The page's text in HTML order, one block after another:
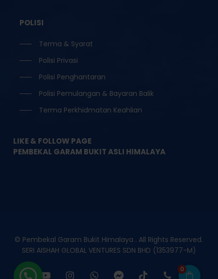
POLISI
Terma & Syarat
Polisi Privasi
Polisi Penghantaran
Polisi Pemulangan & Bayaran Balik
Terma Perkhidmatan Keahlian
LIKE & FOLLOW PAGE
PEMBEKAL GARAM BUKIT ASLI HIMALAYA
© Pembekal Garam Bukit Himalaya . All Rights Reserved.
SERI AISHAH GLOBAL VENTURES SDN BHD (1353977-M)
facebookyoutubeinstagramwhatsappmessenger
tiktok phoneemail
0